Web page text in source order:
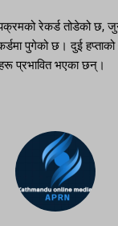
रेकर्ड तोडेको
पुगेको छ। दुई हप्ताको
प्रभावित भएका छन्।